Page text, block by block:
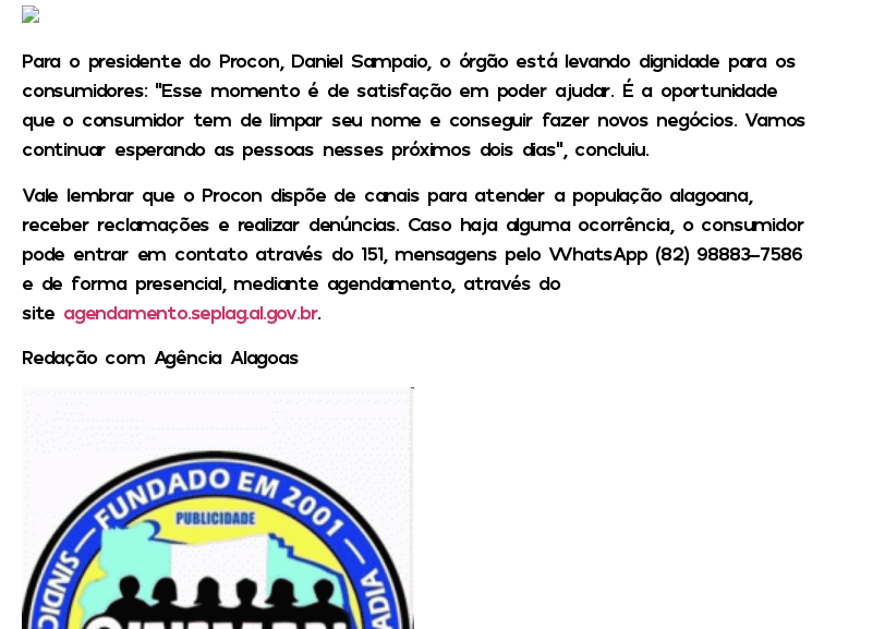
Para o presidente do Procon, Daniel Sampaio, o órgão está levando dignidade para os
consumidores: “Esse momento é de satisfação em poder ajudar. É a oportunidade
que o consumidor tem de limpar seu nome e conseguir fazer novos negócios. Vamos
continuar esperando as pessoas nesses próximos dois dias”, concluiu.
Vale lembrar que o Procon dispõe de canais para atender a população alagoana,
receber reclamações e realizar denúncias. Caso haja alguma ocorrência, o consumidor
pode entrar em contato através do 151, mensagens pelo WhatsApp (82) 98883-7586
e de forma presencial, mediante agendamento, através do
site agendamento.seplag.al.gov.br.
Redação com Agência Alagoas